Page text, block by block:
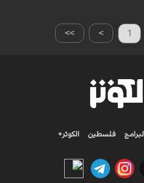
>> > 1
البرامج فلسطين الكوثر+